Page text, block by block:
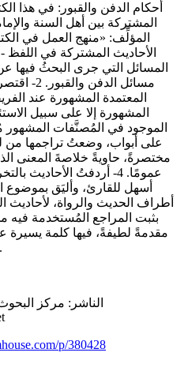
أحكام الدفن والقبور: في هذا
المشتركة بين أهل السنة
الأحاديث المشتركة في
المسائل التي جرى البحثُ فيها
مسائل
المعتمدة المشهورة عند
المشهورة إلا على سبيل
على أبواب، وضعتُ تراجمها
مختصرةً، حاويةً خلاصةَ المعنى
عمومًا. 4- أردفتُ الأحاديث
مقدمةً لطيفةً، فيها كلمة
الناشر: مركز
p/380428